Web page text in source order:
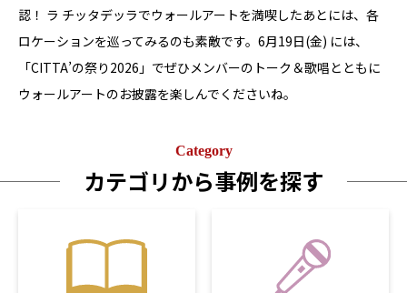
認！ ラ チッタデッラでウォールアートを満喫したあとには、各
ロケーションを巡ってみるのも素敵です。6月19日(金) には、
「CITTA’の祭り2026」でぜひメンバーのトーク＆歌唱とともに
ウォールアートのお披露を楽しんでくださいね。
Category
カテゴリから事例を探す